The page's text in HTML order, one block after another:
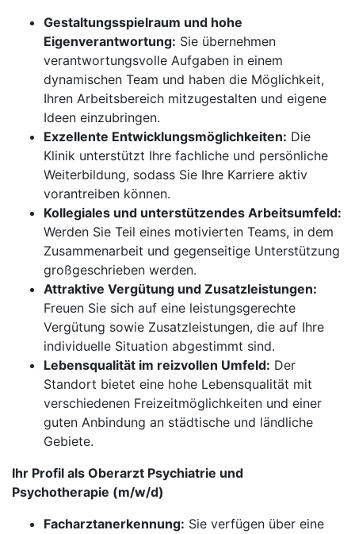
Gestaltungsspielraum und hohe
Eigenverantwortung: Sie übernehmen
verantwortungsvolle Aufgaben in einem
dynamischen Team und haben die Möglichkeit,
Ihren Arbeitsbereich mitzugestalten und eigene
Ideen einzubringen.
Exzellente Entwicklungsmöglichkeiten: Die
Klinik unterstützt Ihre fachliche und persönliche
Weiterbildung, sodass Sie Ihre Karriere aktiv
vorantreiben können.
Kollegiales und unterstützendes Arbeitsumfeld:
Werden Sie Teil eines motivierten Teams, in dem
Zusammenarbeit und gegenseitige Unterstützung
großgeschrieben werden.
Attraktive Vergütung und Zusatzleistungen:
Freuen Sie sich auf eine leistungsgerechte
Vergütung sowie Zusatzleistungen, die auf Ihre
individuelle Situation abgestimmt sind.
Lebensqualität im reizvollen Umfeld: Der
Standort bietet eine hohe Lebensqualität mit
verschiedenen Freizeitmöglichkeiten und einer
guten Anbindung an städtische und ländliche
Gebiete.
Ihr Profil als Oberarzt Psychiatrie und
Psychotherapie (m/w/d)
Facharztanerkennung: Sie verfügen über eine